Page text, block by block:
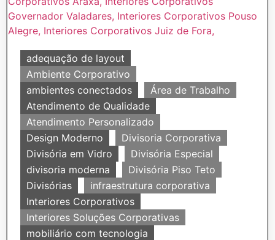
adequação de layout
Ambiente Corporativo
ambientes conectados
Área de Trabalho
Atendimento de Qualidade
Atendimento Personalizado
Design Moderno
Divisoria Corporativa
Divisória em Vidro
Divisória Especial
divisoria moderna
Divisória Piso Teto
Divisórias
infraestrutura corporativa
Interiores Corporativos
Interiores Soluções Corporativas
mobiliário com tecnologia